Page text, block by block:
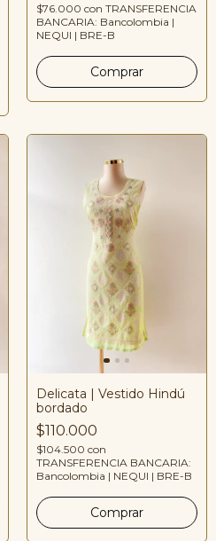
$76.000 con TRANSFERENCIA
BANCARIA: Bancolombia |
NEQUI | BRE-B
Delicata | Vestido Hindú
bordado
$110.000
$104.500 con
TRANSFERENCIA BANCARIA:
Bancolombia | NEQUI | BRE-B